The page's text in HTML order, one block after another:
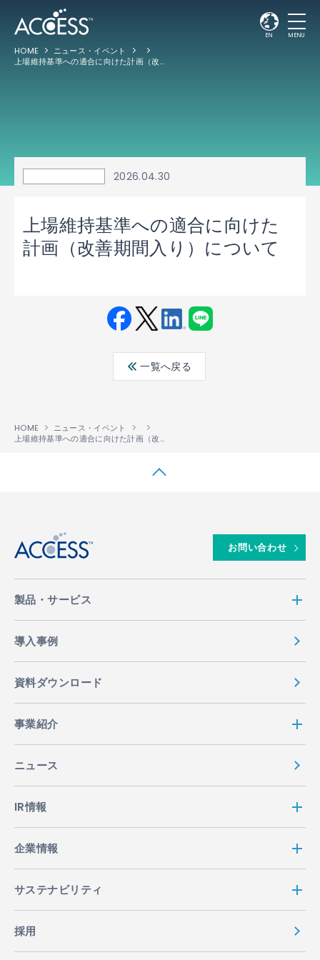
EN MENU
HOME
ニュース・イベント
上場維持基準への適合に向けた計画（改善期間入り）について
2026.04.30
上場維持基準への適合に向けた
計画（改善期間入り）について
ebo ter
edin
一覧へ戻る
HOME
ニュース・イベント
上場維持基準への適合に向けた計画（改善期間入り）について
お問い合わせ
製品・サービス
導入事例
資料ダウンロード
事業紹介
ニュース
IR情報
企業情報
サステナビリティ
採用